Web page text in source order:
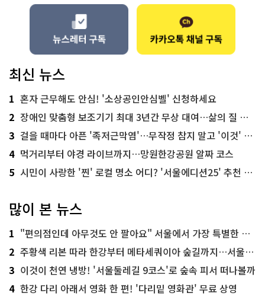
최신 뉴스
1 혼자 근무해도 안심! '소상공인안심벨' 신청하세요
2 장애인 맞춤형 보조기기 최대 3년간 무상 대여…삶의 질 높인다
3 걸을 때마다 아픈 '족저근막염'…무작정 참지 말고 '이것' 해보세요!
4 먹거리부터 야경 라이브까지…망원한강공원 알짜 코스
5 시민이 사랑한 '찐' 로컬 명소 어디? '서울에디션25' 추천 코스
많이 본 뉴스
1 "편의점인데 아무것도 안 팔아요" 서울에서 가장 특별한 편의점의 정체
2 주황색 리본 따라 한강부터 메타세쿼이아 숲길까지…서울둘레길 15코스
3 이것이 천연 냉방! '서울둘레길 9코스'로 숲속 피서 떠나볼까
4 한강 다리 아래서 영화 한 편! '다리밑 영화관' 무료 상영